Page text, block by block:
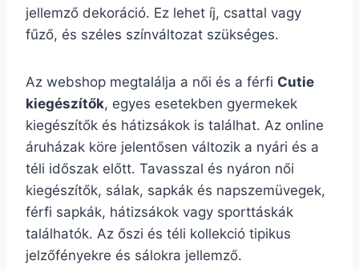
jellemző dekoráció. Ez lehet íj, csattal vagy
fűző, és széles színváltozat szükséges.
Az webshop megtalálja a női és a férfi Cutie
kiegészítők, egyes esetekben gyermekek
kiegészítők és hátizsákok is találhat. Az online
áruházak köre jelentősen változik a nyári és a
téli időszak előtt. Tavasszal és nyáron női
kiegészítők, sálak, sapkák és napszemüvegek,
férfi sapkák, hátizsákok vagy sporttáskák
találhatók. Az őszi és téli kollekció tipikus
jelzőfényekre és sálokra jellemző.